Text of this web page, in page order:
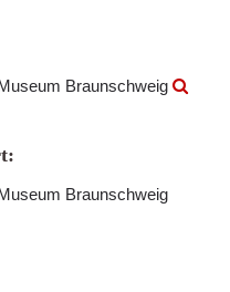
Braunschweig
Braunschweig